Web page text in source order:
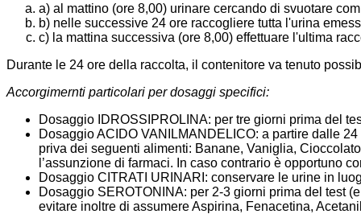
a) al mattino (ore 8,00) urinare cercando di svuotare
b) nelle successive 24 ore raccogliere tutta l'urina
c) la mattina successiva (ore 8,00) effettuare l'ultima
Durante le 24 ore della raccolta, il contenitore va tenuto
Accorgimernti particolari per dosaggi specifici:
Dosaggio IDROSSIPROLINA: per tre giorni prima del
Dosaggio ACIDO VANILMANDELICO: a partire dalle
priva dei seguenti alimenti: Banane, Vaniglia,
l’assunzione di farmaci. In caso contrario è opportuno
Dosaggio CITRATI URINARI: conservare le urine in
Dosaggio SEROTONINA: per 2-3 giorni prima del test
evitare inoltre di assumere Aspirina, Fenacetina,